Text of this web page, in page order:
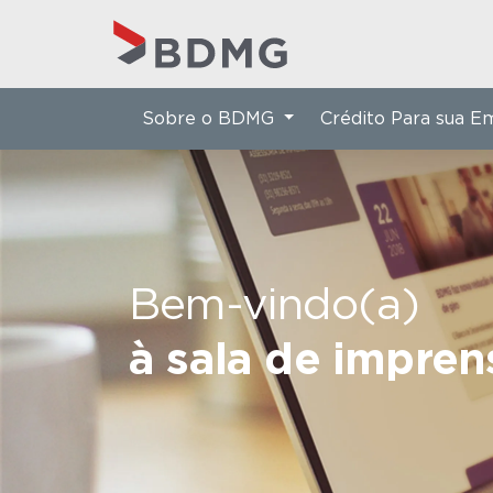
Bem-vindo(a)
à sala de
Sobre o BDMG Crédito Para sua